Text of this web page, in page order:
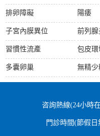
排卵障礙
子宮內膜異位
習慣性流產
多囊卵巢
陽痿
前列腺
包皮環
無精少
咨詢熱線(24小時
門診時間(節假日